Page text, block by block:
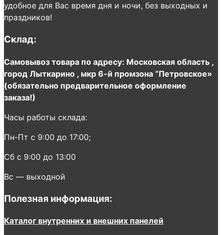
удобное для Вас время дня и ночи, без выходных и
праздников!
Склад:
Самовывоз товара по адресу: Московская область ,
город Лыткарино , мкр 6-й промзона “Петровское»
(обязательно предварительное оформление
заказа!)
Часы работы склада:
Пн-Пт с 9:00 до 17:00;
Сб с 9:00 до 13:00
Вс — выходной
Полезная информация:
Каталог внутренних и внешних панелей